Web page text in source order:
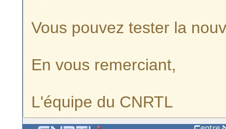
Vous pouvez tester la
En vous remerciant,
L'équipe du CNRTL